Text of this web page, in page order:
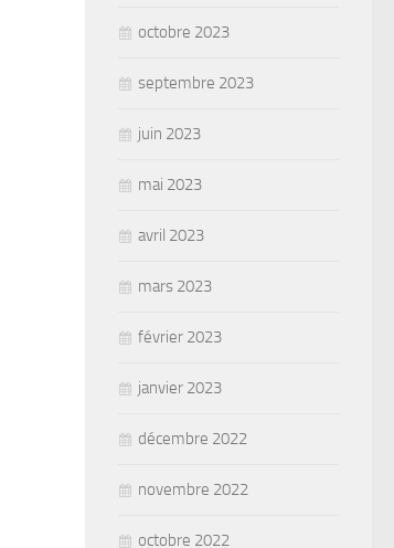
octobre 2023
septembre 2023
juin 2023
mai 2023
avril 2023
mars 2023
février 2023
janvier 2023
décembre 2022
novembre 2022
octobre 2022